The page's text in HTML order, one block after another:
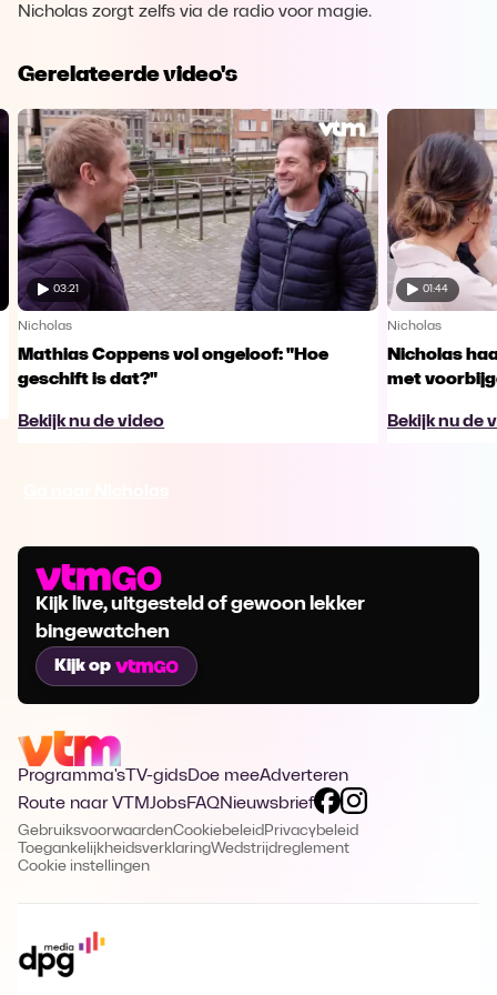
Nicholas zorgt zelfs via de radio voor magie.
Gerelateerde video's
03:21
Nicholas
Mathias Coppens vol ongeloof: "Hoe
geschift is dat?"
Bekijk nu de video
01:44
Nicholas
Nicholas
met
Bekijk nu de
Kijk live, uitgesteld of gewoon lekker
bingewatchen
Kijk op
Programma's TV-gidsDoe meeAdverteren
Route naar VTMJobsFAQNieuwsbrief
GebruiksvoorwaardenCookiebeleid Privacybeleid
ToegankelijkheidsverklaringWedstrijdreglement
Cookie instellingen